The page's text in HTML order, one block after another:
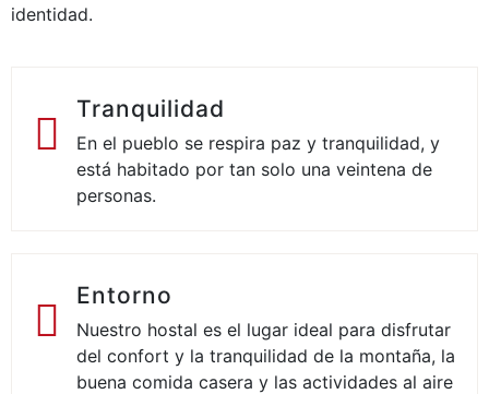
identidad.
Tranquilidad
En el pueblo se respira paz y tranquilidad, y
está habitado por tan solo una veintena de
personas.
Entorno
Nuestro hostal es el lugar ideal para disfrutar
del confort y la tranquilidad de la montaña, la
buena comida casera y las actividades al aire